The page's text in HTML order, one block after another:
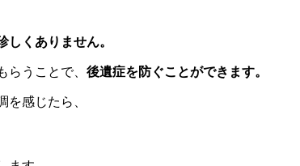
くありません。
うことで、 後遺症を防ぐことができます。
を感じたら、